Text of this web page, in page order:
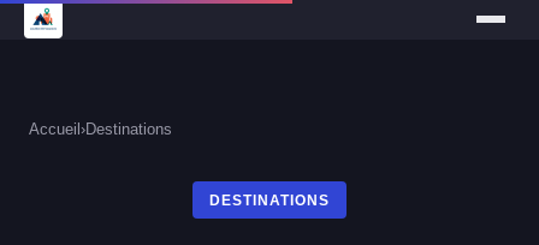
Accueil ›Destinations
DESTINATIONS